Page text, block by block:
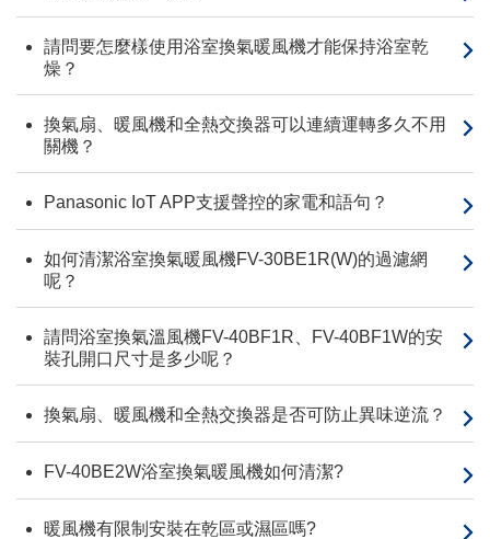
請問要怎麼樣使用浴室換氣暖風機才能保持浴室乾
燥？
換氣扇、暖風機和全熱交換器可以連續運轉多久不用
關機？
Panasonic IoT APP支援聲控的家電和語句？
如何清潔浴室換氣暖風機FV-30BE1R(W)的過濾網
呢？
請問浴室換氣溫風機FV-40BF1R、FV-40BF1W的安
裝孔開口尺寸是多少呢？
換氣扇、暖風機和全熱交換器是否可防止異味逆流？
FV-40BE2W浴室換氣暖風機如何清潔?
暖風機有限制安裝在乾區或濕區嗎?